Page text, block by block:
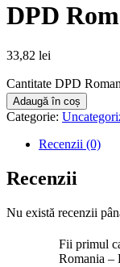
DPD
33,82 lei
Cantitate DPD
Adaugă în coș
Categorie:
Recenzii (0)
Recenzii
Nu există recenzii
Fii primul
Romania –